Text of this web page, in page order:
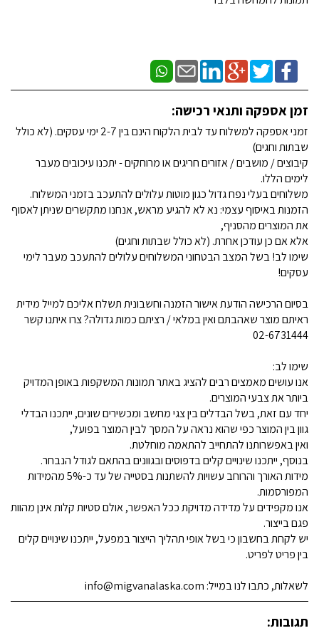
זמן אספקה ותנאי רכישה:
זמני אספקה למשלוח עד לבית הלקוח הינם בין 2-7 ימי עסקים. (לא כולל
שבתות וחגים)
קיבוצים / מושבים / אזורים חריגים או מרוחקים - יתכנו עיכובים מעבר
לימים הללו.
משלוחים בעלי נפח גדול כגון מוטות עלולים להתעכב בזמני המשלוח.
הזמנות באיסוף עצמי: נא לא להגיע מראש, אנחנו מתקשרים שניתן לאסוף
את המוצרים מהסניף,
אלא אם כן עודכן אחרת. (לא כולל שבתות וחגים)
שימו לב! בשל המצב הבטחוני המשלוחים עלולים להתעכב מעבר לימי
עסקים!
בסיום הרכישה הודעת אישור הזמנה וחשבונית תשלח אליכם למייל מידית
ראיתם מוצר שאהבתם ואין במלאי / רציתם כמות גדולה? צרו איתנו קשר
02-6731444
שימו לב:
אנו עושים מאמצים רבים להציג באתר תמונות המשקפות באופן המדויק
ביותר את צבעי המוצרים.
יחד עם זאת, בשל הבדלים בין צגי מחשב ומכשירים שונים, ייתכנו הבדלי
גוון בין המוצר כפי שהוא נראה על המסך לבין המוצר בפועל,
ואין באפשרותנו להתחייב להתאמה מוחלטת.
בנוסף, ייתכנו שינויים קלים בדפוסים ובגוונים בהתאם לגודל הנבחר.
מידות האורך והרוחב עשויות להשתנות בסטייה של עד כ-5% מהמידות
המפורסמות.
אנו מקפידים על מדידה מדויקת ככל האפשר, אולם סטיות קלות אינן מהוות
פגם בייצור.
יש לקחת בחשבון כי בשל אופי תהליך הייצור במפעל, ייתכנו שינויים קלים
בין פריט לפריט.
לשאלות, כתבו לנו במייל: info@migvanalaska.com
תגובות: